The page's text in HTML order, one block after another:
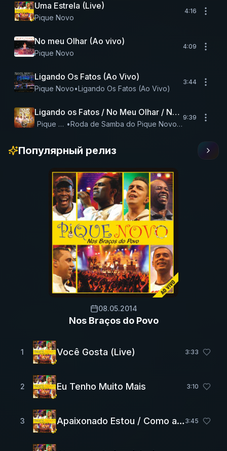
Uma Estrela (Live)
Pique Novo
4:16
No meu Olhar (Ao vivo)
Pique Novo
4:09
Ligando Os Fatos (Ao Vivo)
Pique Novo•Ligando Os Fatos (Ao Vivo)
3:44
Ligando os Fatos / No Meu Olhar / Nosso Lance /
Pique Novo
•Roda de Samba do Pique Novo (Ao Vivo)
9:39
Популярный релиз
08.05.2014
Nos Braços do Povo
1 Você Gosta (Live) 3:33
2 Eu Tenho Muito Mais 3:10
3 Apaixonado Estou / Como as Ondas São do Mar / Paixão no Ar (Live)3:45